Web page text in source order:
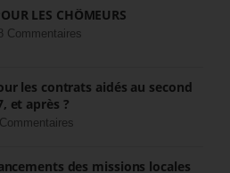
LES CHÔMEURS
8 Commentaires
les contrats aidés au second
et après ?
des missions locales